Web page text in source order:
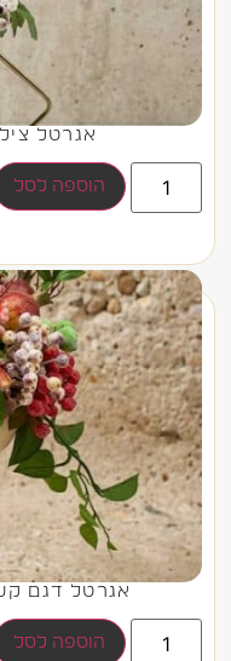
אגרטל
הוספה לסל
אגרטל דגם
הוספה לסל